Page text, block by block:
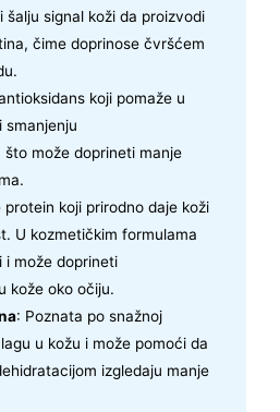
šalju signal koži da proizvodi
čime doprinose čvršćem
koji pomaže u
smanjenju
što može doprineti manje
protein koji prirodno daje koži
U kozmetičkim formulama
i može doprineti
kože oko očiju.
: Poznata po snažnoj
u kožu i može pomoći da
izgledaju manje